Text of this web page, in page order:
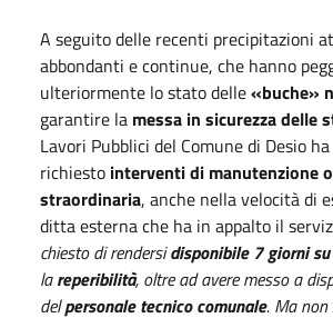
A seguito delle recenti precipitazioni
abbondanti e continue, che hanno
ulteriormente lo stato delle«buche»
garantire la messa in sicurezza delle
Lavori Pubblici del Comune di Desio ha
richiesto interventi di manutenzione
straordinaria, anche nella velocità di
ditta esterna che ha in appalto il
chiesto di rendersidisponibile 7 giorni
lareperibilità, oltre ad avere messo a
delpersonale tecnico comunale. Ma non